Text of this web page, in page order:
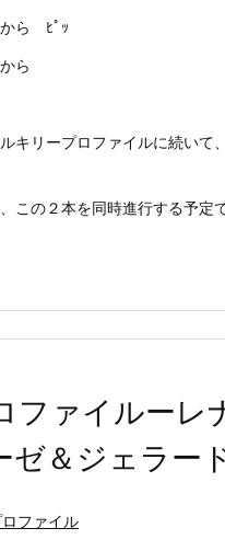
ら ﾋﾟｯ
ら
キリープロファイルに続いて
この２本を同時進行する予定で
ファイルーレ
ゼ＆ジェラー
ファイル